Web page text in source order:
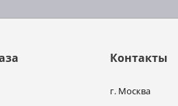
Контакты
г. Москва